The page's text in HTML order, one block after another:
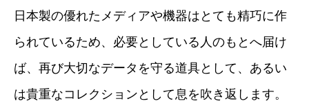
日本製の優れたメディアや機器はとても精巧に作
られているため、必要としている人のもとへ届け
ば、再び大切なデータを守る道具として、あるい
は貴重なコレクションとして息を吹き返します。